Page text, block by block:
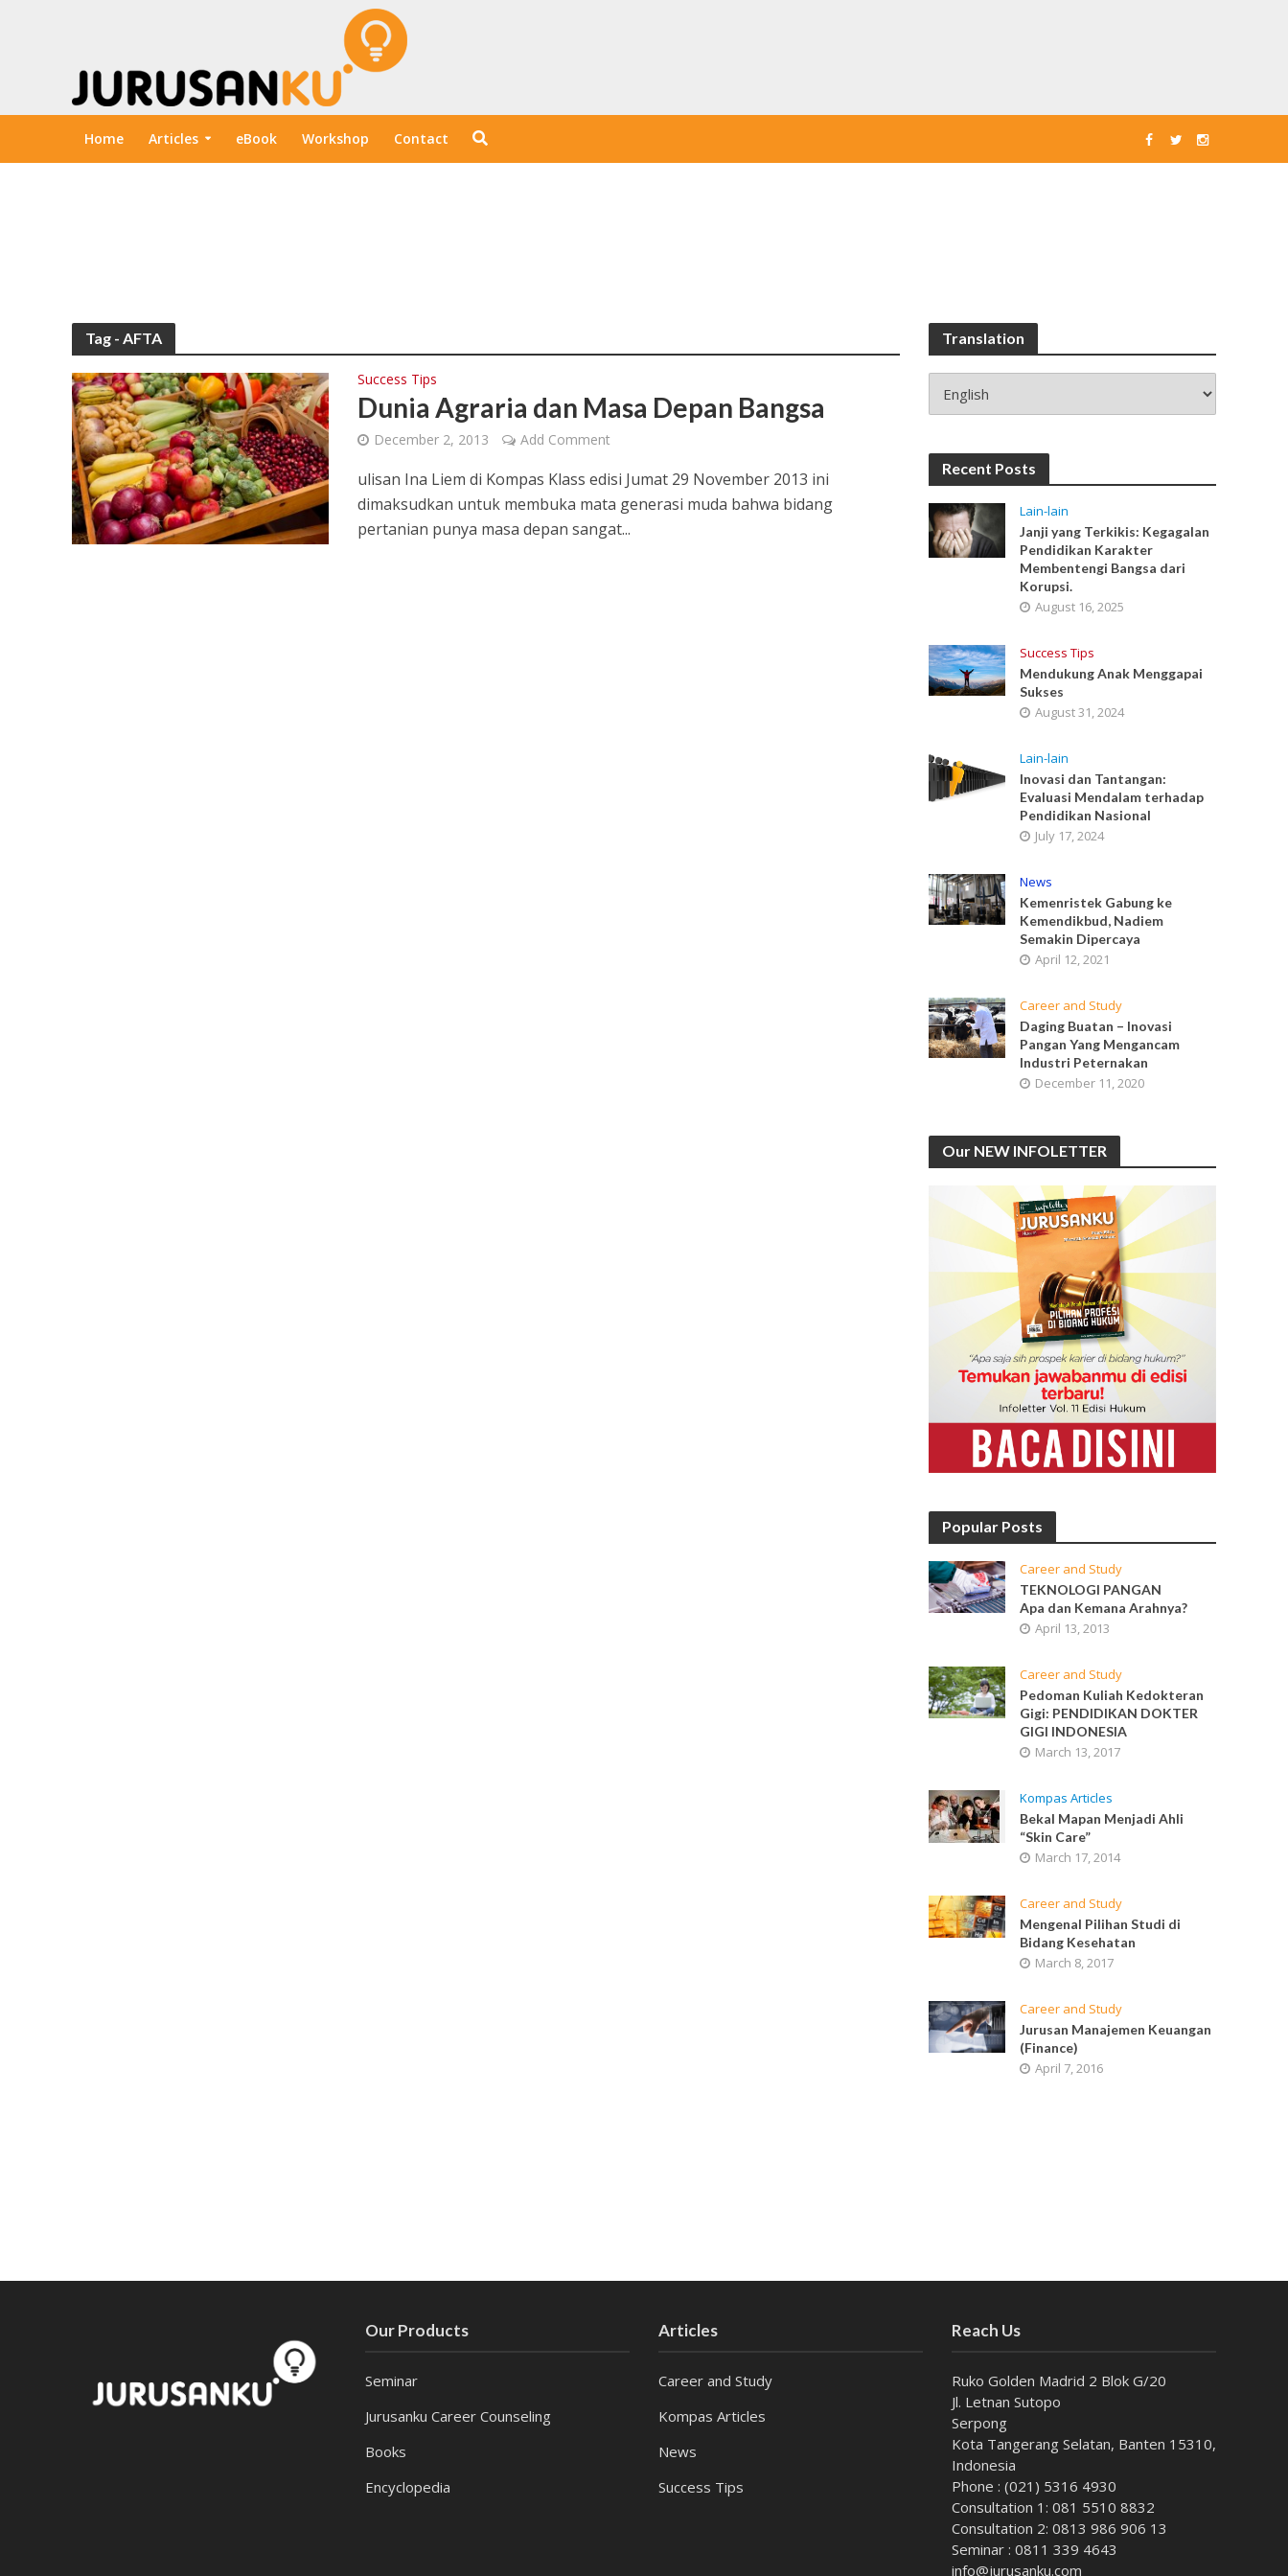
Home Articles eBook Workshop Contact
Tag - AFTA
Success Tips
Dunia Agraria dan Masa Depan Bangsa
December 2, 2013 Add Comment
ulisan Ina Liem di Kompas Klass edisi Jumat 29 November 2013 ini
dimaksudkan untuk membuka mata generasi muda bahwa bidang
pertanian punya masa depan sangat...
Translation
Recent Posts
Lain-lain
Janji yang Terkikis: Kegagalan
Pendidikan Karakter
Membentengi Bangsa dari
Korupsi.
August 16, 2025
Success Tips
Mendukung Anak Menggapai
Sukses
August 31, 2024
Lain-lain
Inovasi dan Tantangan:
Evaluasi Mendalam terhadap
Pendidikan Nasional
July 17, 2024
News
Kemenristek Gabung ke
Kemendikbud, Nadiem
Semakin Dipercaya
April 12, 2021
Career and Study
Daging Buatan – Inovasi
Pangan Yang Mengancam
Industri Peternakan
December 11, 2020
Our NEW INFOLETTER
Popular Posts
Career and Study
TEKNOLOGI PANGAN
Apa dan Kemana Arahnya?
April 13, 2013
Career and Study
Pedoman Kuliah Kedokteran
Gigi: PENDIDIKAN DOKTER
GIGI INDONESIA
March 13, 2017
Kompas Articles
Bekal Mapan Menjadi Ahli
“Skin Care”
March 17, 2014
Career and Study
Mengenal Pilihan Studi di
Bidang Kesehatan
March 8, 2017
Career and Study
Jurusan Manajemen Keuangan
(Finance)
April 7, 2016
Our Products
Seminar
Jurusanku Career Counseling
Books
Encyclopedia
Articles
Career and Study
Kompas Articles
News
Success Tips
Reach Us
Ruko Golden Madrid 2 Blok G/20
Jl. Letnan Sutopo
Serpong
Kota Tangerang Selatan, Banten 15310,
Indonesia
Phone : (021) 5316 4930
Consultation 1: 081 5510 8832
Consultation 2: 0813 986 906 13
Seminar : 0811 339 4643
info@jurusanku.com